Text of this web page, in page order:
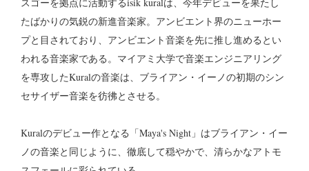
たばかりの気鋭の新進音楽家。アンビエント界のニューホー
プと目されており、アンビエント音楽を先に推し進めるとい
われる音楽家である。マイアミ大学で音楽エンジニアリング
を専攻したKuralの音楽は、ブライアン・イーノの初期のシン
セサイザー音楽を彷彿とさせる。
Kuralのデビュー作となる「Maya's Night」はブライアン・イー
ノの音楽と同じように、徹底して穏やかで、清らかなアトモ